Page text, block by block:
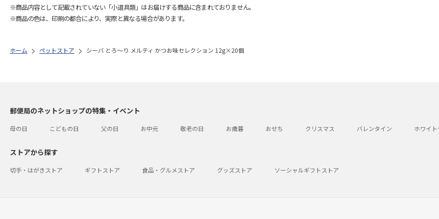
※商品内容として記載されていない「小道具類」はお届けする商品に含まれておりません。
※商品の色は、印刷の都合により、実際と異なる場合があります。
ホーム ペットストア シーバ とろ～り メルティ かつお味セレクション 12g×20個
郵便局のネットショップの特集・イベント
母の日 こどもの日 父の日 お中元 敬老の日 お歳暮 おせち クリスマス バレンタイン ホワイ
ストアから探す
切手・はがきストア ギフトストア 食品・グルメストア グッズストア ソーシャルギフトストア